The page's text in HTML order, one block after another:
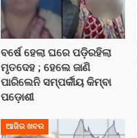
ବର୍ଷେ ହେଲା ଘରେ ପଡ଼ିରହିଲା
ମୃତଦେହ ; ହେଲେ ଜାଣି
ପାରିଲେନି ସମ୍ପର୍କୀୟ କିମ୍ବା
ପଡ଼ୋଶୀ
ଆଜିର ଖବର